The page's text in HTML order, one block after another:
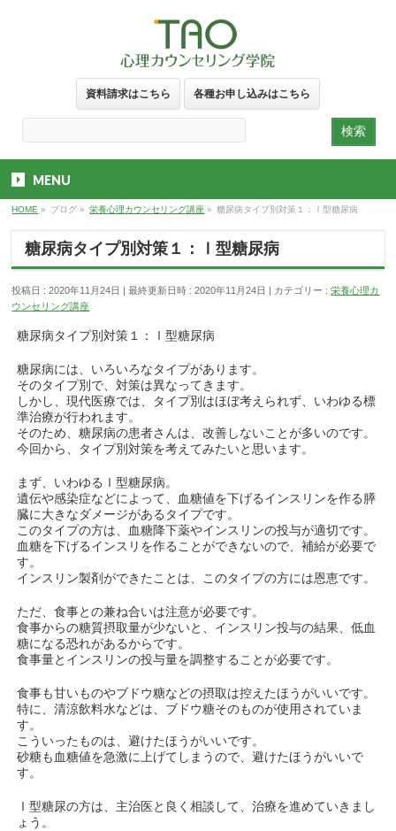
資料請求はこちら 各種お申し込みはこちら
MENU
HOME » ブログ » 栄養心理カウンセリング講座 » 糖尿病タイプ別対策１：Ⅰ型糖尿病
糖尿病タイプ別対策１：Ⅰ型糖尿病
投稿日 : 2020年11月24日 最終更新日時 : 2020年11月24日 カテゴリー :栄養心理カ
ウンセリング講座
糖尿病タイプ別対策１：Ⅰ型糖尿病
糖尿病には、いろいろなタイプがあります。
そのタイプ別で、対策は異なってきます。
しかし、現代医療では、タイプ別はほぼ考えられず、いわゆる標
準治療が行われます。
そのため、糖尿病の患者さんは、改善しないことが多いのです。
今回から、タイプ別対策を考えてみたいと思います。
まず、いわゆるⅠ型糖尿病。
遺伝や感染症などによって、血糖値を下げるインスリンを作る膵
臓に大きなダメージがあるタイプです。
このタイプの方は、血糖降下薬やインスリンの投与が適切です。
血糖を下げるインスリを作ることができないので、補給が必要で
す。
インスリン製剤ができたことは、このタイプの方には恩恵です。
ただ、食事との兼ね合いは注意が必要です。
食事からの糖質摂取量が少ないと、インスリン投与の結果、低血
糖になる恐れがあるからです。
食事量とインスリンの投与量を調整することが必要です。
食事も甘いものやブドウ糖などの摂取は控えたほうがいいです。
特に、清涼飲料水などは、ブドウ糖そのものが使用されていま
す。
こういったものは、避けたほうがいいです。
砂糖も血糖値を急激に上げてしまうので、避けたほうがいいで
す。
Ⅰ型糖尿の方は、主治医と良く相談して、治療を進めていきまし
ょう。